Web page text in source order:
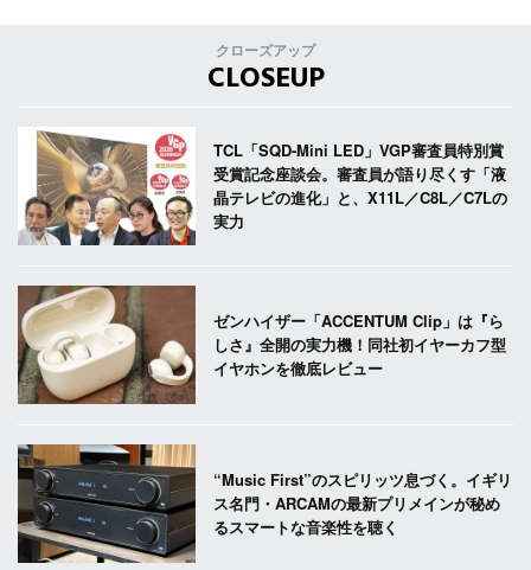
クローズアップ
CLOSEUP
TCL「SQD-Mini LED」VGP審査員特別賞
受賞記念座談会。審査員が語り尽くす「液
晶テレビの進化」と、X11L／C8L／C7Lの
実力
ゼンハイザー「ACCENTUM Clip」は『ら
しさ』全開の実力機！同社初イヤーカフ型
イヤホンを徹底レビュー
“Music First”のスピリッツ息づく。イギリ
ス名門・ARCAMの最新プリメインが秘め
るスマートな音楽性を聴く